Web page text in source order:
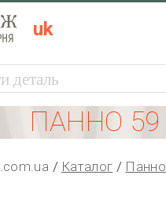
uk
ПАННО 59
.com.ua Каталог Панно